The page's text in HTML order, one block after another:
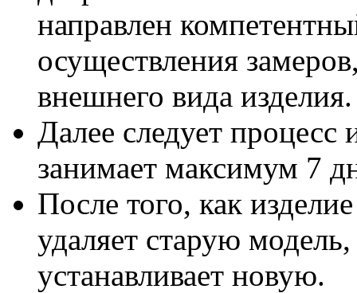
направлен
осуществления
внешнего вида изделия.
Далее следует процесс
занимает максимум 7
После того, как
удаляет старую
устанавливает новую.